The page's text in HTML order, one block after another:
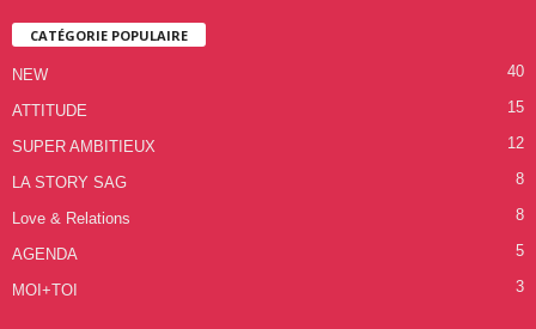
CATÉGORIE POPULAIRE
NEW 40
ATTITUDE 15
SUPER AMBITIEUX 12
LA STORY SAG 8
Love & Relations 8
AGENDA 5
MOI+TOI 3